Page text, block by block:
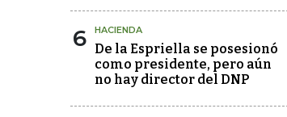
6 HACIENDA
De la Espriella se posesionó
como presidente, pero aún
no hay director del DNP